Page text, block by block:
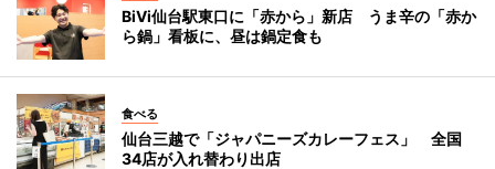
BiVi仙台駅東口に「赤から」新店 うま辛の「赤か
ら鍋」看板に、昼は鍋定食も
食べる
仙台三越で「ジャパニーズカレーフェス」 全国
34店が入れ替わり出店